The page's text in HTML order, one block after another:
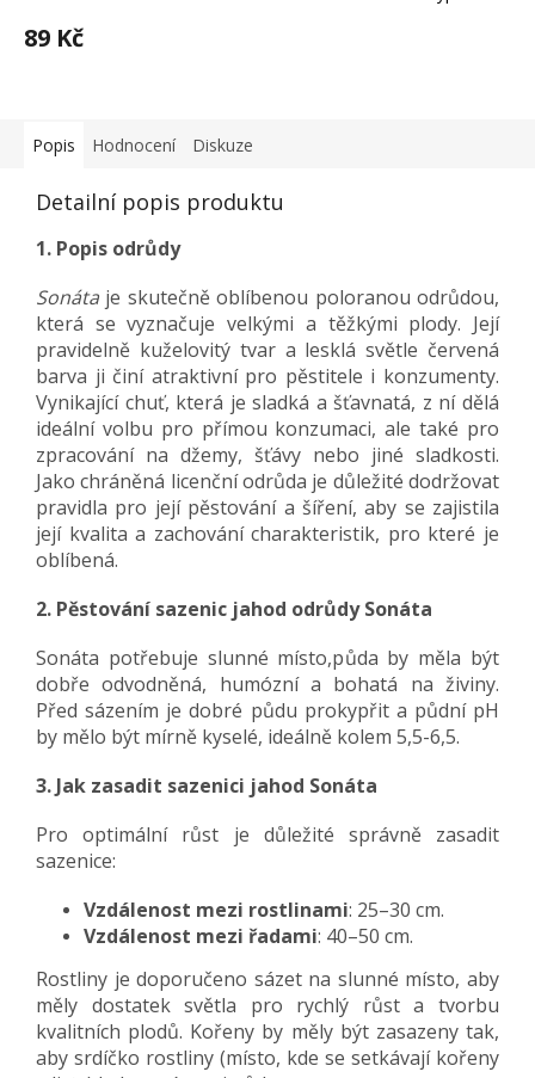
89 Kč
Popis Hodnocení Diskuze
Detailní popis produktu
1. Popis odrůdy
Sonáta je skutečně oblíbenou poloranou odrůdou,
která se vyznačuje velkými a těžkými plody. Její
pravidelně kuželovitý tvar a lesklá světle červená
barva ji činí atraktivní pro pěstitele i konzumenty.
Vynikající chuť, která je sladká a šťavnatá, z ní dělá
ideální volbu pro přímou konzumaci, ale také pro
zpracování na džemy, šťávy nebo jiné sladkosti.
Jako chráněná licenční odrůda je důležité dodržovat
pravidla pro její pěstování a šíření, aby se zajistila
její kvalita a zachování charakteristik, pro které je
oblíbená.
2. Pěstování sazenic jahod odrůdy Sonáta
Sonáta potřebuje slunné místo,půda by měla být
dobře odvodněná, humózní a bohatá na živiny.
Před sázením je dobré půdu prokypřit a půdní pH
by mělo být mírně kyselé, ideálně kolem 5,5-6,5.
3. Jak zasadit sazenici jahod Sonáta
Pro optimální růst je důležité správně zasadit
sazenice:
Vzdálenost mezi rostlinami: 25–30 cm.
Vzdálenost mezi řadami: 40–50 cm.
Rostliny je doporučeno sázet na slunné místo, aby
měly dostatek světla pro rychlý růst a tvorbu
kvalitních plodů. Kořeny by měly být zasazeny tak,
aby srdíčko rostliny (místo, kde se setkávají kořeny